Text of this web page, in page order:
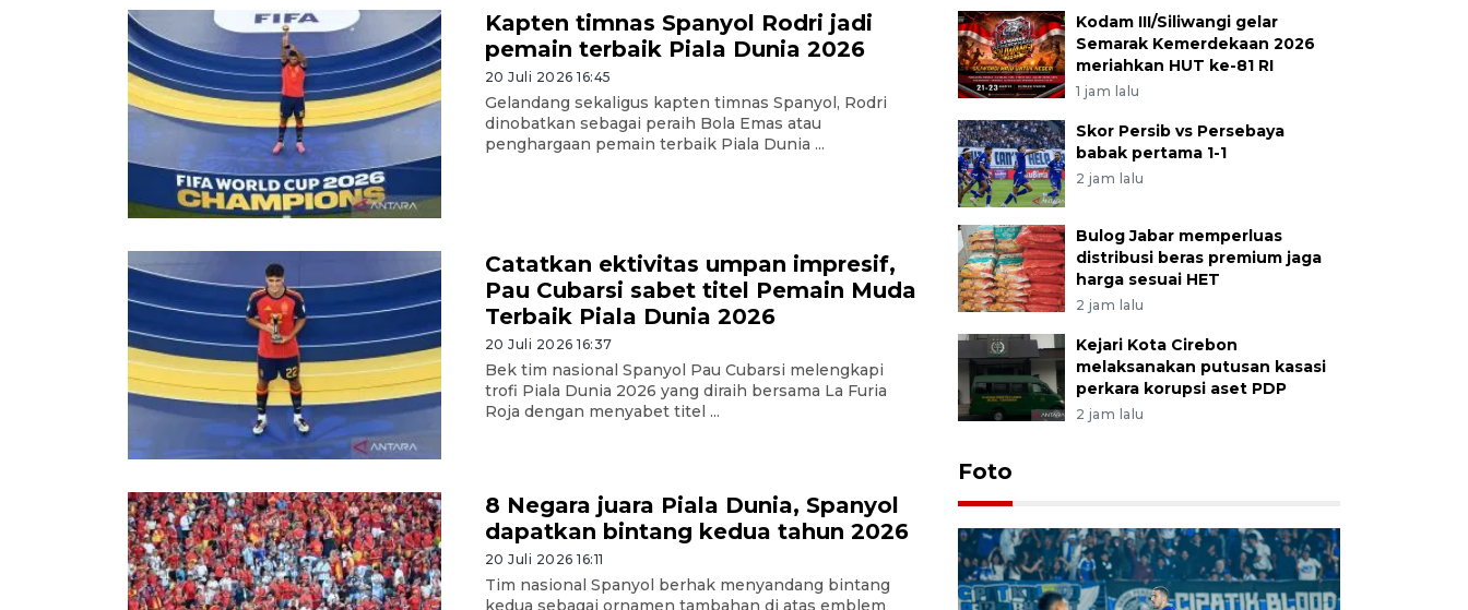
Kapten timnas Spanyol Rodri jadi
pemain terbaik Piala Dunia 2026
20 Juli 2026 16:45
Gelandang sekaligus kapten timnas Spanyol, Rodri
dinobatkan sebagai peraih Bola Emas atau
penghargaan pemain terbaik Piala Dunia ...
Catatkan ektivitas umpan impresif,
Pau Cubarsi sabet titel Pemain Muda
Terbaik Piala Dunia 2026
20 Juli 2026 16:37
Bek tim nasional Spanyol Pau Cubarsi melengkapi
trofi Piala Dunia 2026 yang diraih bersama La Furia
Roja dengan menyabet titel ...
8 Negara juara Piala Dunia, Spanyol
dapatkan bintang kedua tahun 2026
20 Juli 2026 16:11
Tim nasional Spanyol berhak menyandang bintang
Kodam III/Siliwangi gelar
Semarak Kemerdekaan 2026
meriahkan HUT ke-81 RI
1 jam lalu
Skor Persib vs Persebaya
babak pertama 1-1
2 jam lalu
Bulog Jabar memperluas
distribusi beras premium jaga
harga sesuai HET
2 jam lalu
Kejari Kota Cirebon
melaksanakan putusan kasasi
perkara korupsi aset PDP
2 jam lalu
Foto